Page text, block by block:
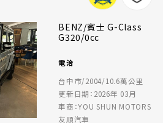
BENZ/賓士 G-Class
G320/0cc
電洽
台中市/2004/10.6萬公里
更新日期：2026年 03月
車商：YOU SHUN MOTORS
友順汽車